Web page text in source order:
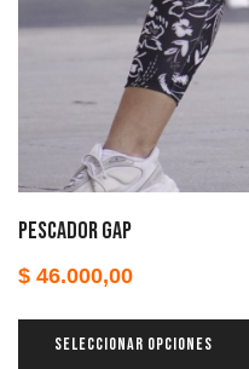
Pescador gap
$ 46.000,00
SELECCIONAR OPCIONES